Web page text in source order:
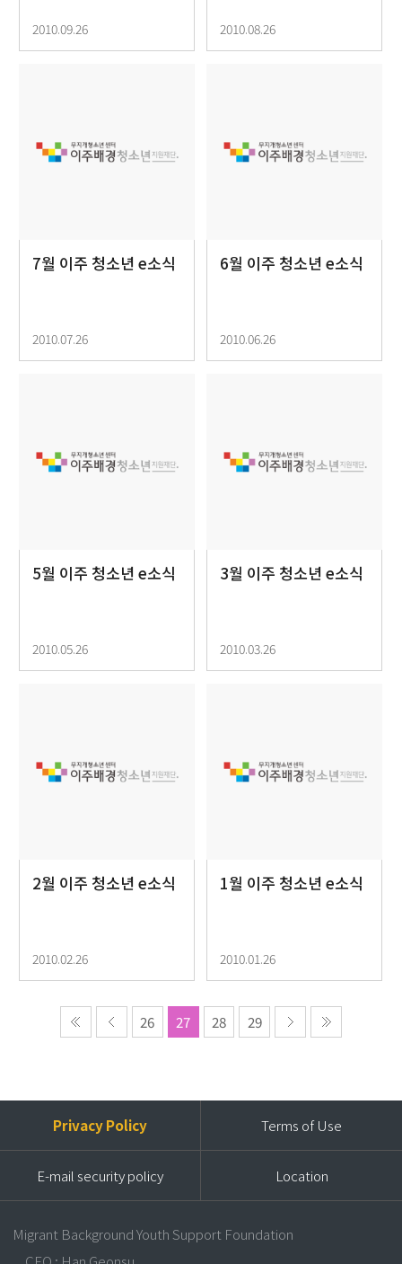
2010.09.26 2010.08.26
7월 이주 청소년 e소식
2010.07.26
6월 이주 청소년 e소식
2010.06.26
5월 이주 청소년 e소식
2010.05.26
3월 이주 청소년 e소식
2010.03.26
2월 이주 청소년 e소식
2010.02.26
1월 이주 청소년 e소식
2010.01.26
26 27 28 29
Privacy Policy Terms of Use
E-mail security policy Location
Migrant Background Youth Support Foundation